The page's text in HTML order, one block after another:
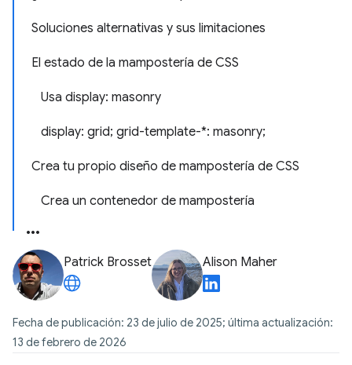
Soluciones alternativas y sus limitaciones
El estado de la mampostería de CSS
Usa display: masonry
display: grid; grid-template-*: masonry;
Crea tu propio diseño de mampostería de CSS
Crea un contenedor de mampostería
Patrick Brosset Alison Maher
Fecha de publicación: 23 de julio de 2025; última actualización:
13 de febrero de 2026